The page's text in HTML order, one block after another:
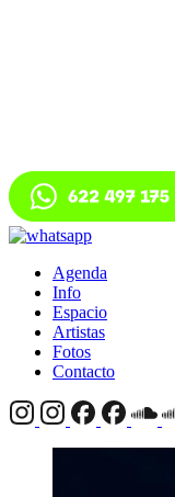
Agenda
Info
Espacio
Artistas
Fotos
Contacto